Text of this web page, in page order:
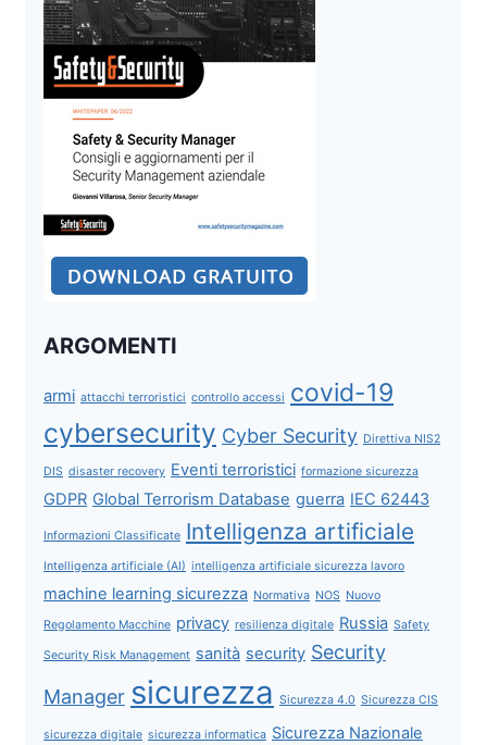
ARGOMENTI
armi attacchi terroristici controllo accessi covid-19
cybersecurity Cyber Security Direttiva NIS2
DIS disaster recovery Eventi terroristici formazione sicurezza
GDPR Global Terrorism Database guerra IEC 62443
Informazioni Classificate Intelligenza artificiale
Intelligenza artificiale (AI) intelligenza artificiale sicurezza lavoro
machine learning sicurezza Normativa NOS Nuovo
Regolamento Macchine privacy resilienza digitale Russia Safety
Security Risk Management sanità security Security
Manager sicurezza Sicurezza 4.0 Sicurezza CIS
sicurezza digitale sicurezza informatica Sicurezza Nazionale